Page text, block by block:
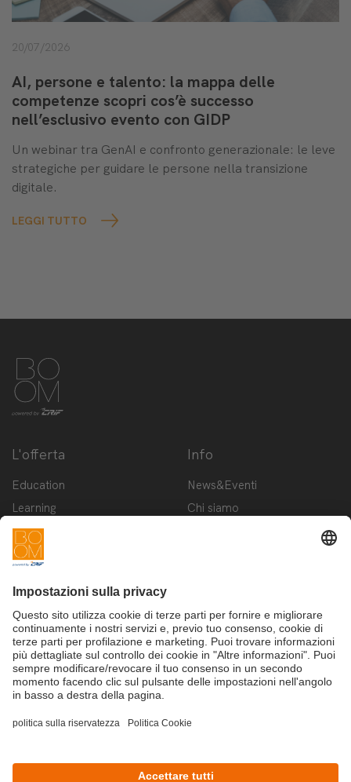
20/07/2026
AI, persone e talento: la mappa delle
competenze scopri cos’è successo
nell’esclusivo evento con GIDP
Un webinar tra GenAI e confronto generazionale: le leve
strategiche per guidare le persone nella transizione
digitale.
LEGGI TUTTO
L'offerta
Education
Learning
Innovation
Startup
Info
News&Eventi
Chi siamo
Iscriviti alla newsletter BOOM
©Copyright 2025 - CRIF S.p.A.